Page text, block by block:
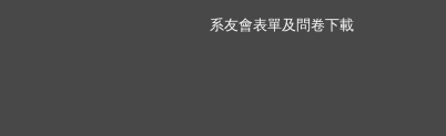
系友會表單及問卷下載